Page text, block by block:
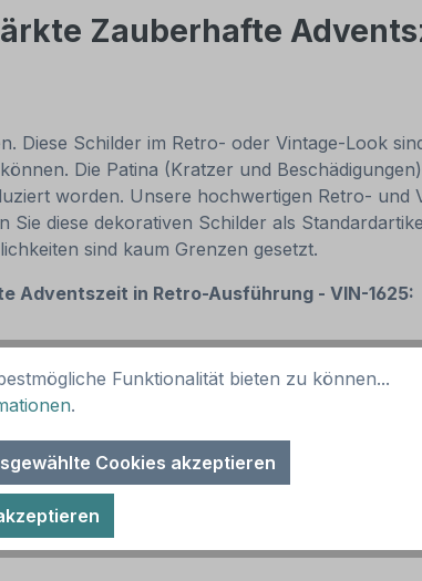
Zauberhafte
Diese Schilder im Retro- oder Vintage-Look
Die Patina (Kratzer und
worden. Unsere hochwertigen Retro- und
diese dekorativen Schilder als
sind kaum Grenzen gesetzt.
Adventszeit in Retro-Ausführung - VIN-1625:
Funktionalität bieten zu können...
.
Cookies akzeptieren